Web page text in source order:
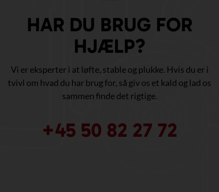
HAR DU BRUG FOR
HJÆLP?
Vi er eksperter i at løfte, stable og plukke. Hvis du er i
tvivl om hvad du har brug for, så giv os et kald og lad os
sammen finde det rigtige.
+45 50 82 27 72